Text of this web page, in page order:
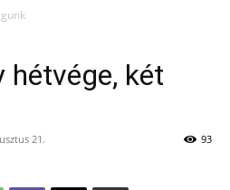
hétvége, két
21. 93